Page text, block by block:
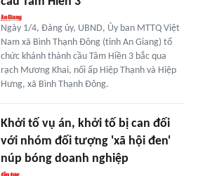
Ngày 1/4, Đảng ủy, UBND, Ủy ban MTTQ Việt
Nam xã Bình Thạnh Đông (tỉnh An Giang) tổ
chức khánh thành cầu Tâm Hiền 3 bắc qua
rạch Mương Khai, nối ấp Hiệp Thạnh và Hiệp
Hưng, xã Bình Thạnh Đông.
Khởi tố vụ án, khởi tố bị can đối
với nhóm đối tượng 'xã hội đen'
núp bóng doanh nghiệp